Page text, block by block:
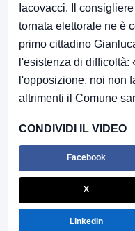
Iacovacci. Il
tornata elettorale ne è
primo cittadino
l'esistenza di difficoltà:
l'opposizione, noi non
altrimenti il Comune
CONDIVIDI IL VIDEO
Facebook
X
LinkedIn